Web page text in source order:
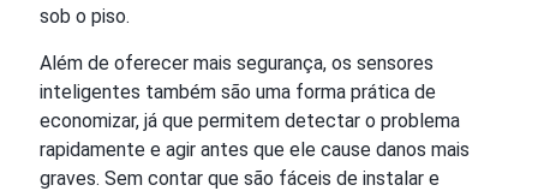
sob o piso.
Além de oferecer mais segurança, os sensores
inteligentes também são uma forma prática de
economizar, já que permitem detectar o problema
rapidamente e agir antes que ele cause danos mais
graves. Sem contar que são fáceis de instalar e